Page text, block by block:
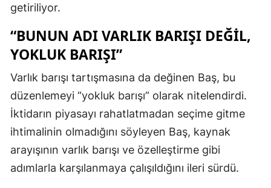
getiriliyor.
“BUNUN ADI VARLIK BARIŞI DEĞIL,
YOKLUK BARIŞI”
Varlık barışı tartışmasına da değinen Baş, bu
düzenlemeyi “yokluk barışı” olarak nitelendirdi.
İktidarın piyasayı rahatlatmadan seçime gitme
ihtimalinin olmadığını söyleyen Baş, kaynak
arayışının varlık barışı ve özelleştirme gibi
adımlarla karşılanmaya çalışıldığını ileri sürdü.